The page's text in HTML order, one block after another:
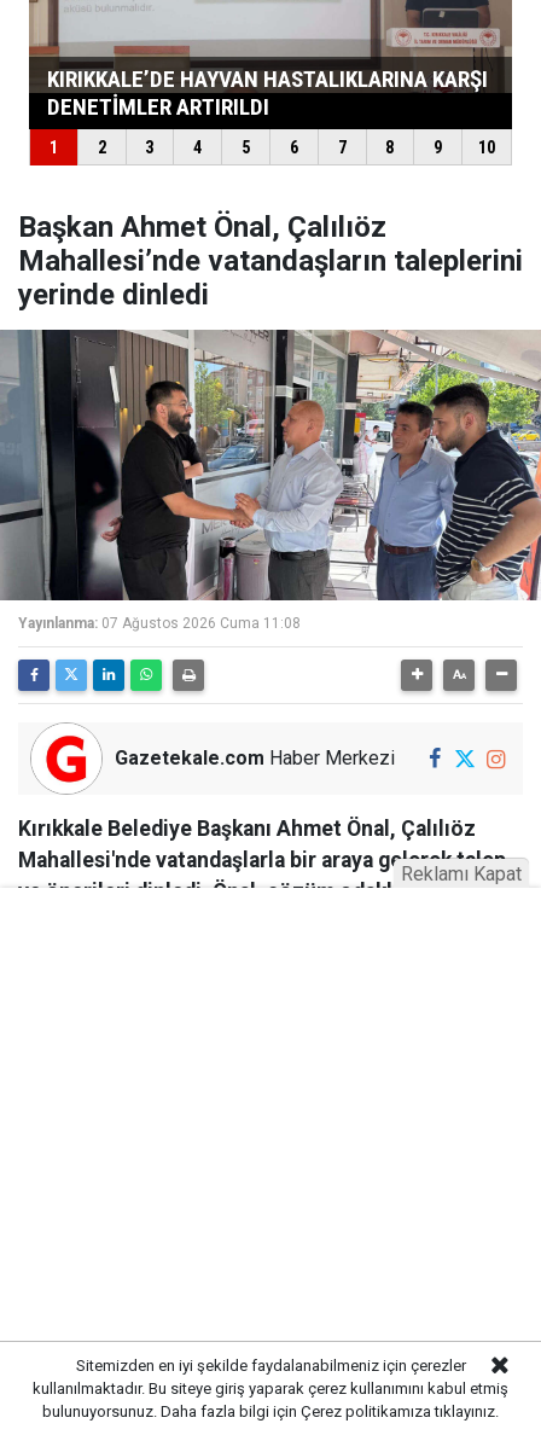
Başkan Ahmet Önal, Çalılıöz
Mahallesi’nde vatandaşların taleplerini
yerinde dinledi
Yayınlanma: 07 Ağustos 2026 Cuma 11:08
Gazetekale.com Haber Merkezi
Kırıkkale Belediye Başkanı Ahmet Önal, Çalılıöz
Mahallesi'nde vatandaşlarla bir araya gelerek talep
ve önerileri dinledi. Önal, çözüm odaklı
Sitemizden en iyi şekilde faydalanabilmeniz için çerezler
kullanılmaktadır. Bu siteye giriş yaparak çerez kullanımını kabul etmiş
bulunuyorsunuz. Daha fazla bilgi için Çerez politikamıza tıklayınız.
Reklamı Kapat